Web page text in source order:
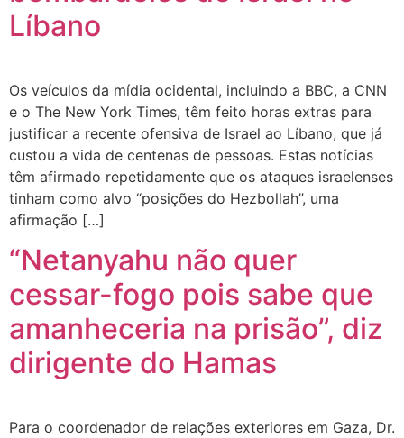
Líbano
Os veículos da mídia ocidental, incluindo a BBC, a CNN
e o The New York Times, têm feito horas extras para
justificar a recente ofensiva de Israel ao Líbano, que já
custou a vida de centenas de pessoas. Estas notícias
têm afirmado repetidamente que os ataques israelenses
tinham como alvo “posições do Hezbollah”, uma
afirmação […]
“Netanyahu não quer
cessar-fogo pois sabe que
amanheceria na prisão”, diz
dirigente do Hamas
Para o coordenador de relações exteriores em Gaza, Dr.